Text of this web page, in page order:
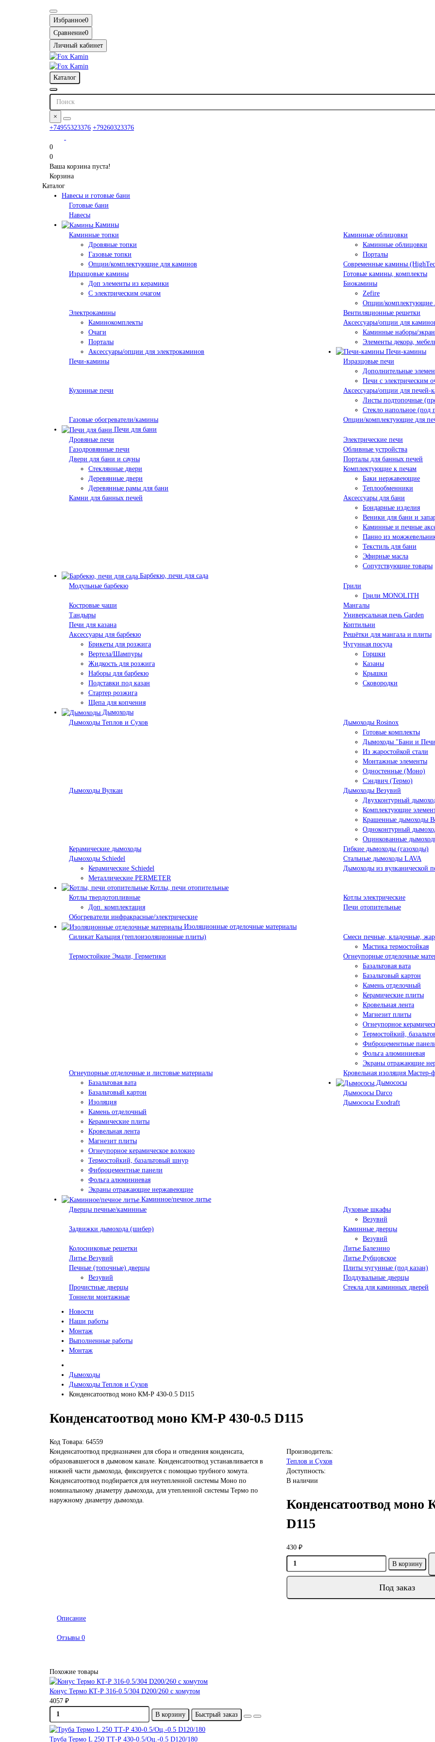
Избранное0
Сравнение0
Личный кабинет
Каталог
×
+74955323376 +79260323376
0
0
Ваша корзина пуста!
Корзина
Каталог
Навесы и готовые бани
Готовые бани
Навесы
Камины
Каминные топки
Дровяные топки
Газовые топки
Опции/комплектующие для каминов
Каминные облицовки
Каминные облицовки
Порталы
Современные камины
Изразцовые камины
Доп элементы из керамики
С электрическим очагом
Готовые камины, комплекты
Биокамины
Zefire
Опции/комплектующие
Электрокамины
Каминокомплекты
Очаги
Порталы
Аксессуары/опции для электрокаминов
Вентиляционные решетки
Аксессуары/опции для
Каминные наборы/
Элементы декора,
Печи-камины
Печи-камины
Изразцовые печи
Дополнительные
Печи с электрическим
Кухонные печи
Аксессуары/опции для печей-
Листы подтопочные
Стекло напольное (под
Газовые обогреватели/камины
Опции/комплектующие для
Печи для бани
Дровяные печи
Электрические печи
Газодровянные печи
Обливные устройства
Двери для бани и сауны
Стеклянные двери
Деревянные двери
Деревянные рамы для бани
Порталы для банных печей
Комплектующие к печам
Баки нержавеющие
Теплообменники
Камни для банных печей
Аксессуары для бани
Бондарные изделия
Веники для бани и
Каминные и печные
Панно из
Текстиль для бани
Эфирные масла
Сопутствующие товары
Барбекю, печи для сада
Модульные барбекю
Грили
Грили MONOLITH
Костровые чаши
Мангалы
Тандыры
Универсальная печь Garden
Печи для казана
Коптильни
Аксессуары для барбекю
Брикеты для розжига
Вертела/Шампуры
Жидкость для розжига
Наборы для барбекю
Подставки под казан
Стартер розжига
Щепа для копчения
Решётки для мангала и плиты
Чугунная посуда
Горшки
Казаны
Крышки
Сковородки
Дымоходы
Дымоходы Теплов и Сухов
Дымоходы Rosinox
Готовые комплекты
Дымоходы "Бани и
Из жаростойкой стали
Монтажные элементы
Одностенные (Моно)
Сэндвич (Термо)
Дымоходы Вулкан
Дымоходы Везувий
Двухконтурный
Комплектующие
Крашенные дымоходы
Одноконтурный
Оцинкованные
Керамические дымоходы
Гибкие дымоходы (газоходы)
Дымоходы Schiedel
Керамические Schiedel
Металлические PERMETER
Стальные дымоходы LAVA
Дымоходы из вулканической
Котлы, печи отопительные
Котлы твердотопливные
Доп. комплектация
Котлы электрические
Печи отопительные
Обогреватели инфракрасные/электрические
Изоляционные отделочные материалы
Силикат Кальция (теплоизоляционные плиты)
Смеси печные, кладочные,
Мастика термостойкая
Термостойкие Эмали, Герметики
Огнеупорные отделочные
Базальтовая вата
Базальтовый картон
Камень отделочный
Керамические плиты
Кровельная лента
Магнезит плиты
Огнеупорное
Термостойкий,
Фиброцементные
Фольга алюминиевая
Экраны отражающие
Огнеупорные отделочные и листовые материалы
Базальтовая вата
Базальтовый картон
Изоляция
Камень отделочный
Керамические плиты
Кровельная лента
Магнезит плиты
Огнеупорное керамическое волокно
Термостойкий, базальтовый шнур
Фиброцементные панели
Фольга алюминиевая
Экраны отражающие нержавеющие
Кровельная изоляция Мастер-
Дымососы
Дымососы Darco
Дымососы Exodraft
Каминное/печное литье
Дверцы печные/каминные
Духовые шкафы
Везувий
Задвижки дымохода (шибер)
Каминные дверцы
Везувий
Колосниковые решетки
Литье Балезино
Литье Везувий
Литье Рубцовское
Печные (топочные) дверцы
Везувий
Плиты чугунные (под казан)
Поддувальные дверцы
Прочистные дверцы
Стекла для каминных дверей
Тоннели монтажные
Новости
Наши работы
Монтаж
Выполненные работы
Монтаж
Дымоходы
Дымоходы Теплов и Сухов
Конденсатоотвод моно КМ-Р 430-0.5 D115
Конденсатоотвод моно КМ-Р 430-0.5 D115
Код Товара: 64559
Конденсатоотвод предназначен для сбора и отведения конденсата,
образовавшегося в дымовом канале. Конденсатоотвод устанавливается в
нижней части дымохода, фиксируется с помощью трубного хомута.
Конденсатоотвод подбирается для неутепленной системы Моно по
номинальному диаметру дымохода, для утепленной системы Термо по
наружному диаметру дымохода.
Производитель:
Теплов и Сухов
Доступность:
В наличии
Конденсатоотвод моно
D115
430 ₽
В корзину
Под заказ
Описание
Отзывы 0
Похожие товары
Конус Термо КТ-Р 316-0.5/304 D200/260 с хомутом
4057 ₽
В корзину
Быстрый заказ
Труба Термо L 250 ТТ-Р 430-0.5/Оц.-0.5 D120/180